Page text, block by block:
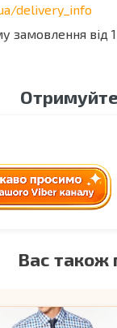
delivery_info
замовлення від
Вас також